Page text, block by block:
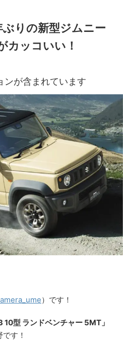
りの新型ジムニー
カッコいい！
ンが含まれています
）です！
10型 ランドベンチャー 5MT」
す！